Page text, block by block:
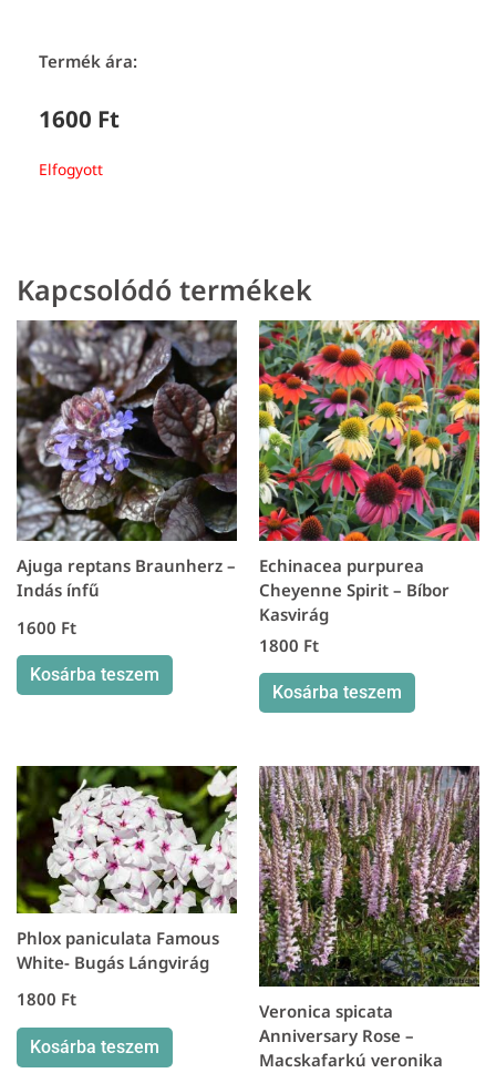
Termék ára:
1600 Ft
Elfogyott
Kapcsolódó termékek
Ajuga reptans Braunherz –
Indás ínfű
1600 Ft
Kosárba teszem
Echinacea purpurea
Cheyenne Spirit – Bíbor
Kasvirág
1800 Ft
Kosárba teszem
Phlox paniculata Famous
White- Bugás Lángvirág
1800 Ft
Kosárba teszem
Veronica spicata
Anniversary Rose –
Macskafarkú veronika